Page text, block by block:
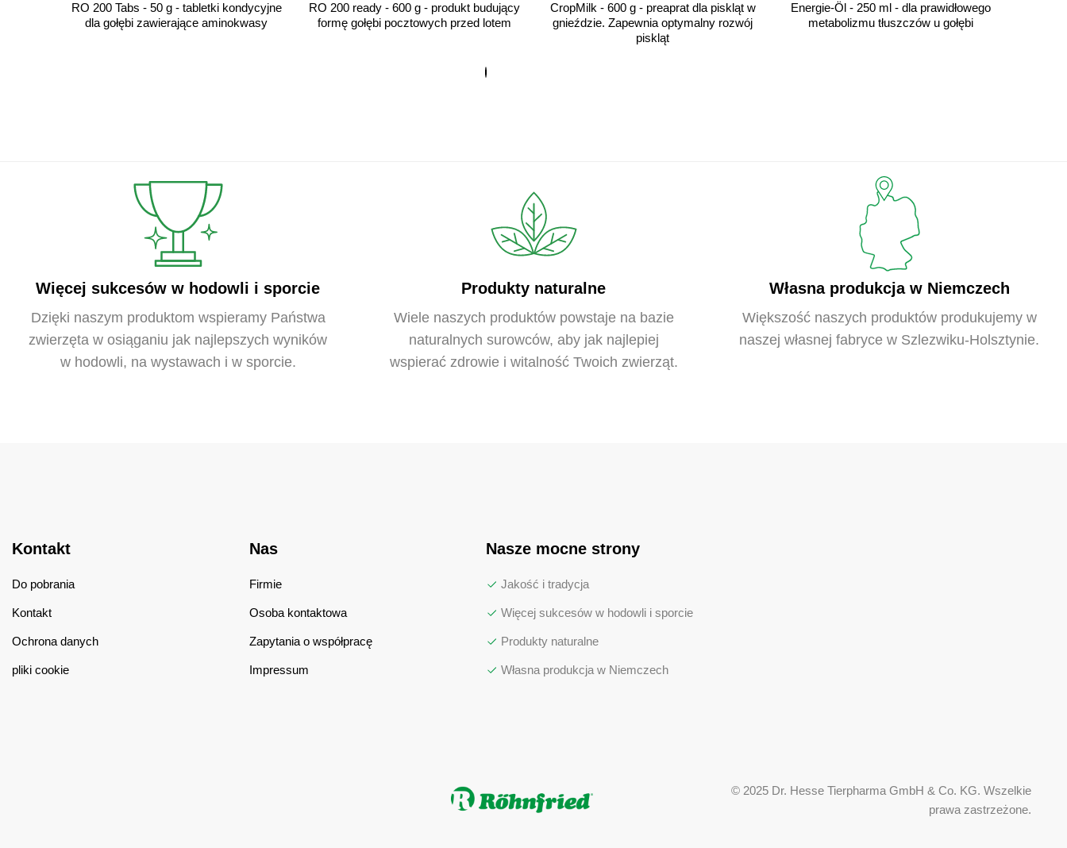
RO 200 Tabs - 50 g - tabletki kondycyjne
dla gołębi zawierające aminokwasy
RO 200 ready - 600 g - produkt budujący
formę gołębi pocztowych przed lotem
CropMilk - 600 g - preaprat dla piskląt w
gnieździe. Zapewnia optymalny rozwój
piskląt
Energie-Öl - 250 ml - dla prawidłowego
metabolizmu tłuszczów u gołębi
Więcej sukcesów w hodowli i sporcie
Dzięki naszym produktom wspieramy Państwa
zwierzęta w osiąganiu jak najlepszych wyników
w hodowli, na wystawach i w sporcie.
Produkty naturalne
Wiele naszych produktów powstaje na bazie
naturalnych surowców, aby jak najlepiej
wspierać zdrowie i witalność Twoich zwierząt.
Własna produkcja w Niemczech
Większość naszych produktów produkujemy w
naszej własnej fabryce w Szlezwiku-Holsztynie.
Kontakt
Do pobrania
Kontakt
Ochrona danych
pliki cookie
Nas
Firmie
Osoba kontaktowa
Zapytania o współpracę
Impressum
Nasze mocne strony
Jakość i tradycja
Więcej sukcesów w hodowli i sporcie
Produkty naturalne
Własna produkcja w Niemczech
© 2025 Dr. Hesse Tierpharma GmbH & Co. KG. Wszelkie
prawa zastrzeżone.